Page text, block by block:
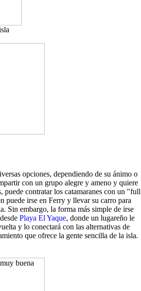
opciones, dependiendo de su ánimo o
con un grupo alegre y ameno y quiere
puede contratar los catamaranes con un "full
puede irse en Ferry y llevar su carro para
Sin embargo, la forma más simple de irse
Playa El Yaque, donde un lugareño le
y lo conectará con las alternativas de
que ofrece la gente sencilla de la isla.